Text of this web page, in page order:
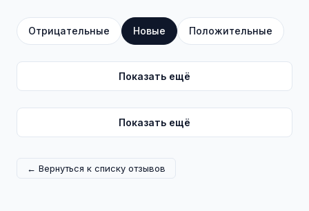
Отрицательные Новые Положительные
Показать ещё
Показать ещё
← Вернуться к списку отзывов